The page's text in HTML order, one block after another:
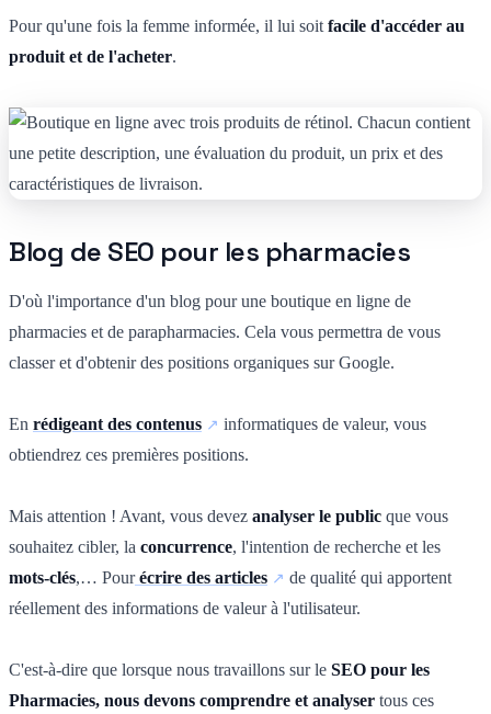
Pour qu'une fois la femme informée, il lui soit facile d'accéder au
produit et de l'acheter.
Blog de SEO pour les pharmacies
D'où l'importance d'un blog pour une boutique en ligne de
pharmacies et de parapharmacies. Cela vous permettra de vous
classer et d'obtenir des positions organiques sur Google.
En rédigeant des contenus
informatiques de valeur, vous
obtiendrez ces premières positions.
Mais attention ! Avant, vous devez analyser le public que vous
souhaitez cibler, la concurrence, l'intention de recherche et les
mots-clés,… Pour écrire des articles
de qualité qui apportent
réellement des informations de valeur à l'utilisateur.
C'est-à-dire que lorsque nous travaillons sur le SEO pour les
Pharmacies, nous devons comprendre et analyser tous ces